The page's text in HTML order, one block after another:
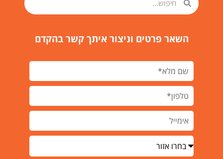
השאר פרטים וניצור איתך קשר בהקדם